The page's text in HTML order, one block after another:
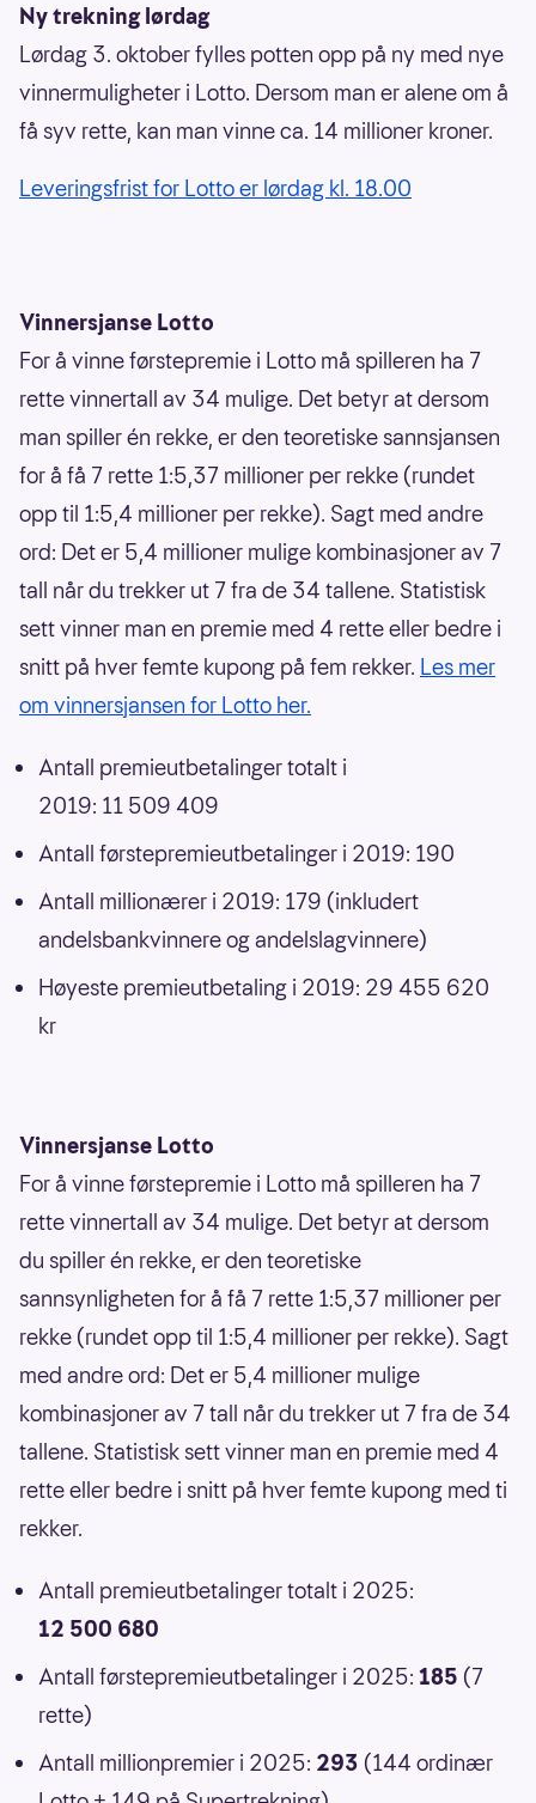
Ny trekning lørdag
Lørdag 3. oktober fylles potten opp på ny med nye
vinnermuligheter i Lotto. Dersom man er alene om å
få syv rette, kan man vinne ca. 14 millioner kroner.
Leveringsfrist for Lotto er lørdag kl. 18.00
Vinnersjanse Lotto
For å vinne førstepremie i Lotto må spilleren ha 7
rette vinnertall av 34 mulige. Det betyr at dersom
man spiller én rekke, er den teoretiske sannsjansen
for å få 7 rette 1:5,37 millioner per rekke (rundet
opp til 1:5,4 millioner per rekke). Sagt med andre
ord: Det er 5,4 millioner mulige kombinasjoner av 7
tall når du trekker ut 7 fra de 34 tallene. Statistisk
sett vinner man en premie med 4 rette eller bedre i
snitt på hver femte kupong på fem rekker. Les mer
om vinnersjansen for Lotto her.
Antall premieutbetalinger totalt i
2019: 11 509 409
Antall førstepremieutbetalinger i 2019: 190
Antall millionærer i 2019: 179 (inkludert
andelsbankvinnere og andelslagvinnere)
Høyeste premieutbetaling i 2019: 29 455 620
kr
Vinnersjanse Lotto
For å vinne førstepremie i Lotto må spilleren ha 7
rette vinnertall av 34 mulige. Det betyr at dersom
du spiller én rekke, er den teoretiske
sannsynligheten for å få 7 rette 1:5,37 millioner per
rekke (rundet opp til 1:5,4 millioner per rekke). Sagt
med andre ord: Det er 5,4 millioner mulige
kombinasjoner av 7 tall når du trekker ut 7 fra de 34
tallene. Statistisk sett vinner man en premie med 4
rette eller bedre i snitt på hver femte kupong med ti
rekker.
Antall premieutbetalinger totalt i 2025:
12 500 680
Antall førstepremieutbetalinger i 2025: 185 (7
rette)
Antall millionpremier i 2025: 293 (144 ordinær